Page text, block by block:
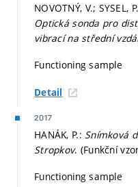
NOVOTNÝ, V.; SYSEL,
Optická sonda pro
vibrací na střední
Functioning sample
Detail
2017
HANÁK, P.: Snímková
Stropkov. (Funkční
Functioning sample